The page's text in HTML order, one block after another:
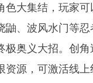
色大集结，玩家可
鼬、波风水门等
奥义大招。创角
资源，可激活线上